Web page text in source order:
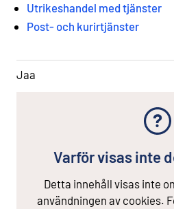
Utrikeshandel med tjänster
Post- och kurirtjänster
Jaa
Varför visas inte
Detta innehåll visas inte
användningen av cookies.